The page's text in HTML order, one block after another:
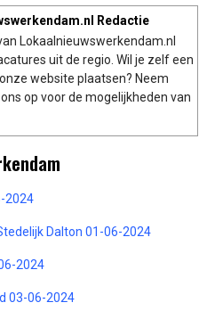
Redactie
Lokaalnieuwswerkendam.nl
uit de regio. Wil je zelf een
website plaatsen? Neem
op voor de mogelijkheden van
2024
Dalton 01-06-2024
2024
03-06-2024